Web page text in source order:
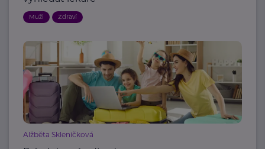
Muži Zdraví
Alžběta Skleničková